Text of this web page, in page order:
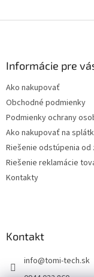
Informácie pre
Ako nakupovať
Obchodné podmienky
Podmienky ochrany
Ako nakupovať na
Riešenie odstúpenia
Riešenie reklamácie
Kontakty
Kontakt
info@tomi-tech.sk